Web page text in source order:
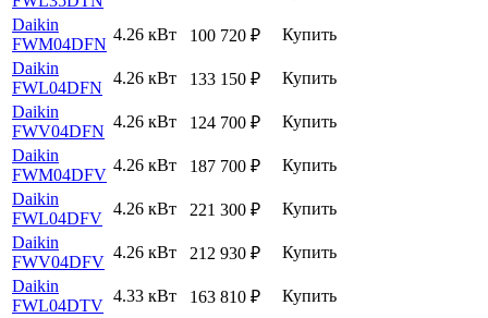
Daikin
FWM04DFN
4.26 кВт 100 720 ₽
Купить
Daikin
FWL04DFN
4.26 кВт 133 150 ₽
Купить
Daikin
FWV04DFN
4.26 кВт 124 700 ₽
Купить
Daikin
FWM04DFV
4.26 кВт 187 700 ₽
Купить
Daikin
FWL04DFV
4.26 кВт 221 300 ₽
Купить
Daikin
FWV04DFV
4.26 кВт 212 930 ₽
Купить
Daikin
FWL04DTV
4.33 кВт 163 810 ₽
Купить